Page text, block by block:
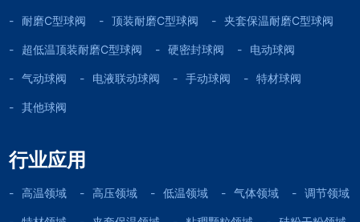
耐磨C型球阀 顶装耐磨C型球阀 夹套保温耐磨C型球阀
超低温顶装耐磨C型球阀 硬密封球阀 电动球阀
气动球阀 电液联动球阀 手动球阀 特材球阀
其他球阀
行业应用
高温领域 高压领域 低温领域 气体领域 调节领域